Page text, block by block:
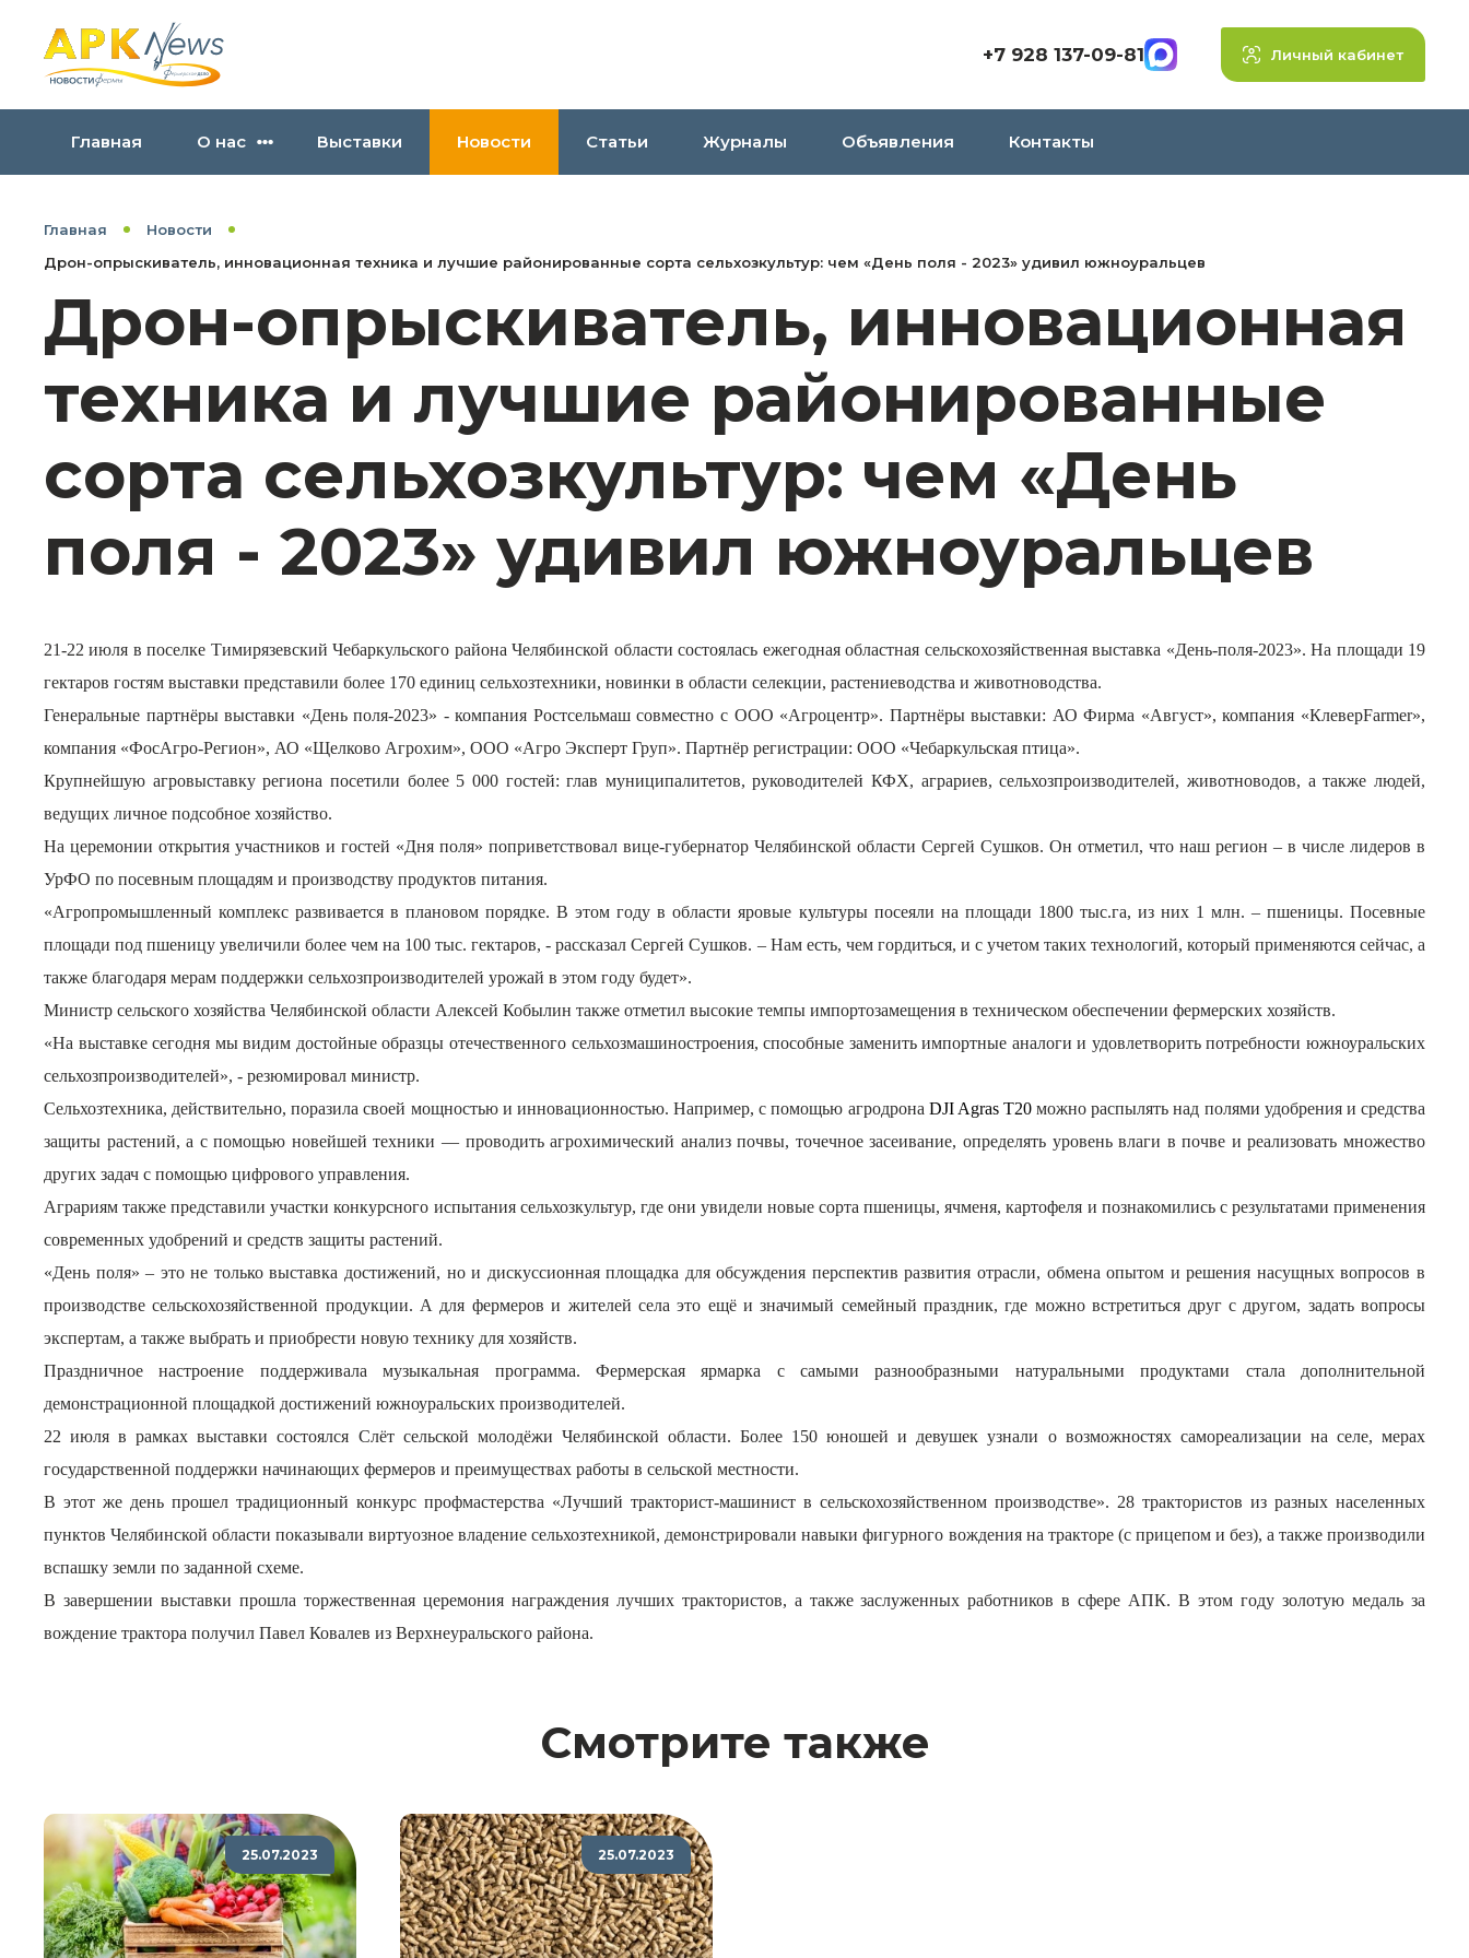
+7 928 137-09-81 Личный кабинет
Главная О нас Выставки Новости Статьи Журналы Объявления Контакты
Главная
Новости
Дрон-опрыскиватель, инновационная техника и лучшие районированные сорта сельхозкультур: чем «День поля - 2023» удивил южноуральцев
Дрон-опрыскиватель, инновационная
техника и лучшие районированные
сорта сельхозкультур: чем «День
поля - 2023» удивил южноуральцев
21-22 июля в поселке Тимирязевский Чебаркульского района Челябинской области состоялась ежегодная областная сельскохозяйственная выставка «День-поля-2023». На площади 19
гектаров гостям выставки представили более 170 единиц сельхозтехники, новинки в области селекции, растениеводства и животноводства.
Генеральные партнёры выставки «День поля-2023» - компания Ростсельмаш совместно с ООО «Агроцентр». Партнёры выставки: АО Фирма «Август», компания «КлеверFarmer»,
компания «ФосАгро-Регион», АО «Щелково Агрохим», ООО «Агро Эксперт Груп». Партнёр регистрации: ООО «Чебаркульская птица».
Крупнейшую агровыставку региона посетили более 5 000 гостей: глав муниципалитетов, руководителей КФХ, аграриев, сельхозпроизводителей, животноводов, а также людей,
ведущих личное подсобное хозяйство.
На церемонии открытия участников и гостей «Дня поля» поприветствовал вице-губернатор Челябинской области Сергей Сушков. Он отметил, что наш регион – в числе лидеров в
УрФО по посевным площадям и производству продуктов питания.
«Агропромышленный комплекс развивается в плановом порядке. В этом году в области яровые культуры посеяли на площади 1800 тыс.га, из них 1 млн. – пшеницы. Посевные
площади под пшеницу увеличили более чем на 100 тыс. гектаров, - рассказал Сергей Сушков. – Нам есть, чем гордиться, и с учетом таких технологий, который применяются сейчас, а
также благодаря мерам поддержки сельхозпроизводителей урожай в этом году будет».
Министр сельского хозяйства Челябинской области Алексей Кобылин также отметил высокие темпы импортозамещения в техническом обеспечении фермерских хозяйств.
«На выставке сегодня мы видим достойные образцы отечественного сельхозмашиностроения, способные заменить импортные аналоги и удовлетворить потребности южноуральских
сельхозпроизводителей», - резюмировал министр.
Сельхозтехника, действительно, поразила своей мощностью и инновационностью. Например, с помощью агродрона DJI Agras T20можно распылять над полями удобрения и средства
защиты растений, а с помощью новейшей техники — проводить агрохимический анализ почвы, точечное засеивание, определять уровень влаги в почве и реализовать множество
других задач с помощью цифрового управления.
Аграриям также представили участки конкурсного испытания сельхозкультур, где они увидели новые сорта пшеницы, ячменя, картофеля и познакомились с результатами применения
современных удобрений и средств защиты растений.
«День поля» – это не только выставка достижений, но и дискуссионная площадка для обсуждения перспектив развития отрасли, обмена опытом и решения насущных вопросов в
производстве сельскохозяйственной продукции. А для фермеров и жителей села это ещё и значимый семейный праздник, где можно встретиться друг с другом, задать вопросы
экспертам, а также выбрать и приобрести новую технику для хозяйств.
Праздничное настроение поддерживала музыкальная программа. Фермерская ярмарка с самыми разнообразными натуральными продуктами стала дополнительной
демонстрационной площадкой достижений южноуральских производителей.
22 июля в рамках выставки состоялся Слёт сельской молодёжи Челябинской области. Более 150 юношей и девушек узнали о возможностях самореализации на селе, мерах
государственной поддержки начинающих фермеров и преимуществах работы в сельской местности.
В этот же день прошел традиционный конкурс профмастерства «Лучший тракторист-машинист в сельскохозяйственном производстве». 28 трактористов из разных населенных
пунктов Челябинской области показывали виртуозное владение сельхозтехникой, демонстрировали навыки фигурного вождения на тракторе (с прицепом и без), а также производили
вспашку земли по заданной схеме.
В завершении выставки прошла торжественная церемония награждения лучших трактористов, а также заслуженных работников в сфере АПК. В этом году золотую медаль за
вождение трактора получил Павел Ковалев из Верхнеуральского района.
Смотрите также
25.07.2023 25.07.2023